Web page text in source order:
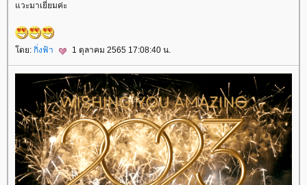
วะมาเยี่ยมค่ะ
ดย: กิ่งฟ้า 1 ตุลาคม 2565 17:08:40 น.